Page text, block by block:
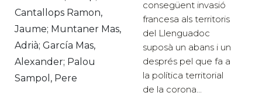
Cantallops Ramon,
Jaume; Muntaner Mas,
Adrià; García Mas,
Alexander; Palou
Sampol, Pere
consegüent invasió
francesa als territoris
del Llenguadoc
suposà un abans i un
després pel que fa a
la política territorial
de la corona...